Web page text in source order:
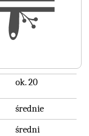
ok. 20
średnie
średni